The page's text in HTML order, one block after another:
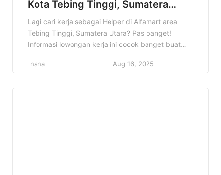
Kota Tebing Tinggi, Sumatera
Utara Terbaru Tahun 2025
Lagi cari kerja sebagai Helper di Alfamart area
Tebing Tinggi, Sumatera Utara? Pas banget!
Informasi lowongan kerja ini cocok banget buat
punya semangat kerja tinggi. Di artikel ini, kita
nana Aug 16, 2025